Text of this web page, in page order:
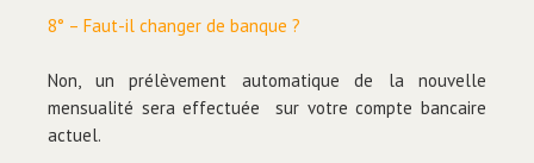
8° – Faut-il changer de banque ?
Non, un prélèvement automatique de la nouvelle
mensualité sera effectuée sur votre compte bancaire
actuel.